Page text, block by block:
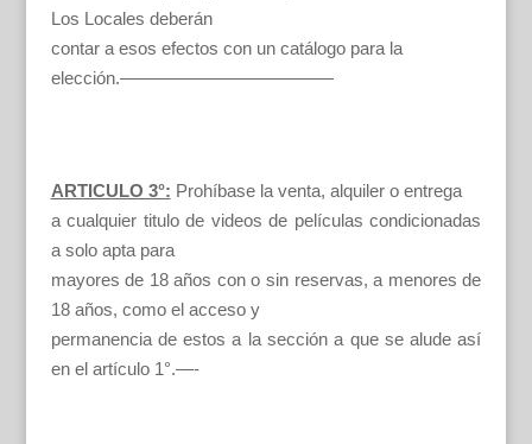
Los Locales deberán
contar a esos efectos con un catálogo para la
elección.————————————
ARTICULO 3°: Prohíbase la venta, alquiler o entrega
a cualquier titulo de videos de películas condicionadas
a solo apta para
mayores de 18 años con o sin reservas, a menores de
18 años, como el acceso y
permanencia de estos a la sección a que se alude así
en el artículo 1°.—-